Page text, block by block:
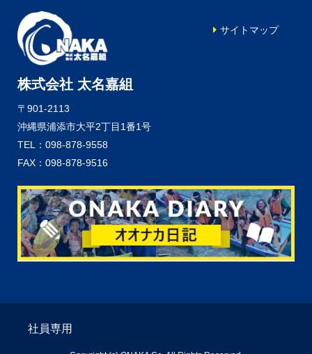
株式会社 太名嘉組
〒901-2113
沖縄県浦添市大平2丁目1番1号
TEL：098-878-9558
FAX：098-878-9516
サイトマップ
社員専用